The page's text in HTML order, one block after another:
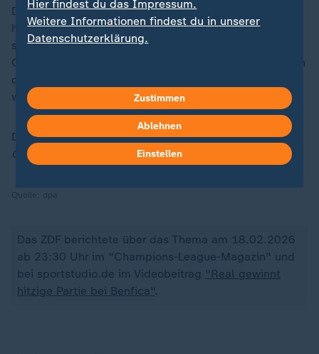
Diskriminierung". Es seien Werte, die Teil der
historischen Identität des Klubs seien und "sich in
seinem täglichen Handeln, in seiner globalen
Gemeinschaft, in der Arbeit der Benfica-Stiftung und in
den großen Persönlichkeiten der Vereinsgeschichte,
wie Eusébio, widerspiegeln".
DieZusammenfassungen und Highlights der
Champions League finden Sie bei
Das ZDF berichtete über das Thema am 18.02.2026
ab 23:30 Uhr im "Champions-League-Magazin" und
bei sportstudio.de im Videobeitrag "Real gewinnt
hitzige Partie bei Benfica".
Hier findest du das Impressum.
Weitere Informationen findest du in unserer
Datenschutzerklärung.
Zustimmen
Ablehnen
Einstellen